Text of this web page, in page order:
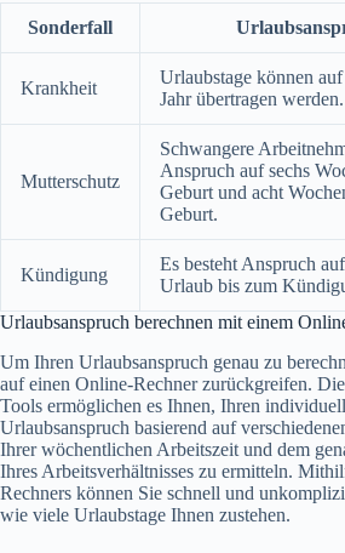
Sonderfall
Krankheit
Urlaubstage können
Jahr übertragen werden.
Mutterschutz
Schwangere
Anspruch auf sechs
Geburt und acht
Geburt.
Kündigung
Es besteht Anspruch
Urlaub bis zum
Urlaubsanspruch berechnen mit einem
Um Ihren Urlaubsanspruch genau zu
auf einen Online-Rechner zurückgreifen.
Tools ermöglichen es Ihnen, Ihren
Urlaubsanspruch basierend auf
Ihrer wöchentlichen Arbeitszeit und dem
Ihres Arbeitsverhältnisses zu ermitteln.
Rechners können Sie schnell und
wie viele Urlaubstage Ihnen zustehen.